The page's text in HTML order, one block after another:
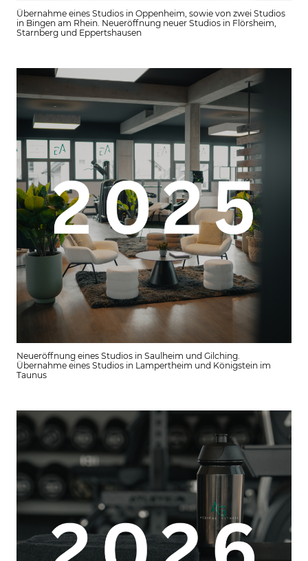
Übernahme eines Studios in Oppenheim, sowie von zwei Studios
in Bingen am Rhein. Neueröffnung neuer Studios in Flörsheim,
Starnberg und Eppertshausen
Neueröffnung eines Studios in Saulheim und Gilching.
Übernahme eines Studios in Lampertheim und Königstein im
Taunus